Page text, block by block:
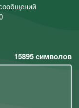
15895символов